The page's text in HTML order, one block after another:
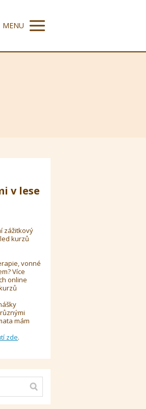
MENU
v lese
zážitkový
kurzů
vonné
Více
online
mám
zde.